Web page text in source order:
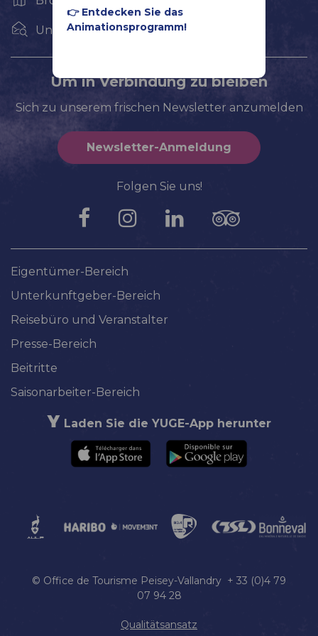
👉 Entdecken Sie das
Animationsprogramm!
Unser Team ergänzen
Um in Verbindung zu bleiben
Sich zu unserem frischen Newsletter anzumelden
Newsletter-Anmeldung
Folgen Sie uns!
Eigentümer-Bereich
Unterkunftgeber-Bereich
Reisebüro und Veranstalter
Presse-Bereich
Beitritte
Saisonarbeiter-Bereich
Laden Sie die YUGE-App herunter
© Office de Tourisme Peisey-Vallandry + 33 (0)4 79
07 94 28
Qualitätsansatz